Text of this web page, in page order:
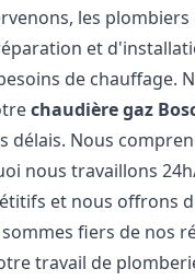
les
et
de chauffage.
chaudière gaz
délais. Nous
nous travaillons
et nous offrons
fiers de nos
travail de